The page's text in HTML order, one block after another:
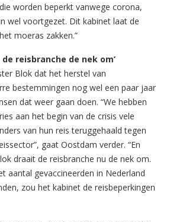
worden beperkt vanwege corona,
wel voortgezet. Dit kabinet laat de
moeras zakken.”
reisbranche de nek om’
Blok dat het herstel van
bestemmingen nog wel een paar jaar
dat weer gaan doen. “We hebben
aan het begin van de crisis vele
van hun reis teruggehaald tegen
gaat Oostdam verder. “En
draait de reisbranche nu de nek om.
aantal gevaccineerden in Nederland
zou het kabinet de reisbeperkingen